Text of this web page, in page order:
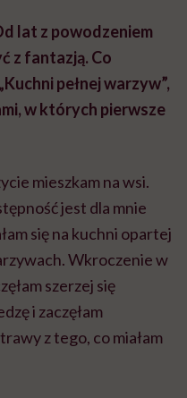
lat z powodzeniem
z fantazją. Co
pełnej warzyw”,
w których pierwsze
mieszkam na wsi.
jest dla mnie
się na kuchni opartej
Wkroczenie w
szerzej się
i zaczęłam
z tego, co miałam